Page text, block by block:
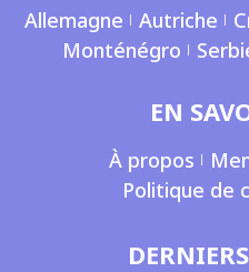
Allemagne Autriche
Monténégro
EN
À propos
Politique de